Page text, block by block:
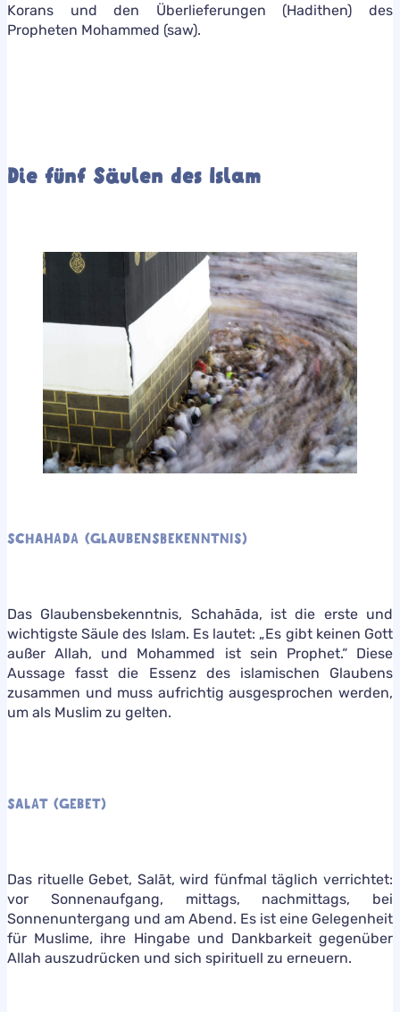
Korans und den Überlieferungen (Hadithen) des
Propheten Mohammed (saw).
Die fünf Säulen des Islam
SCHAHADA (GLAUBENSBEKENNTNIS)
Das Glaubensbekenntnis, Schahāda, ist die erste und
wichtigste Säule des Islam. Es lautet: „Es gibt keinen Gott
außer Allah, und Mohammed ist sein Prophet.“ Diese
Aussage fasst die Essenz des islamischen Glaubens
zusammen und muss aufrichtig ausgesprochen werden,
um als Muslim zu gelten.
SALAT (GEBET)
Das rituelle Gebet, Salāt, wird fünfmal täglich verrichtet:
vor Sonnenaufgang, mittags, nachmittags, bei
Sonnenuntergang und am Abend. Es ist eine Gelegenheit
für Muslime, ihre Hingabe und Dankbarkeit gegenüber
Allah auszudrücken und sich spirituell zu erneuern.